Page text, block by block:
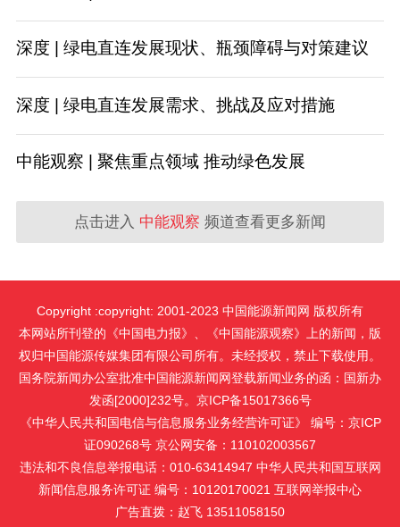
深度 | 绿电直连发展现状、瓶颈障碍与对策建议
深度 | 绿电直连发展需求、挑战及应对措施
中能观察 | 聚焦重点领域 推动绿色发展
点击进入 中能观察 频道查看更多新闻
Copyright :copyright: 2001-2023 中国能源新闻网 版权所有
本网站所刊登的《中国电力报》、《中国能源观察》上的新闻，版
权归中国能源传媒集团有限公司所有。未经授权，禁止下载使用。
国务院新闻办公室批准中国能源新闻网登载新闻业务的函：国新办
发函[2000]232号。京ICP备15017366号
《中华人民共和国电信与信息服务业务经营许可证》 编号：京ICP
证090268号 京公网安备：110102003567
违法和不良信息举报电话：010-63414947 中华人民共和国互联网
新闻信息服务许可证 编号：10120170021 互联网举报中心
广告直拨：赵飞 13511058150